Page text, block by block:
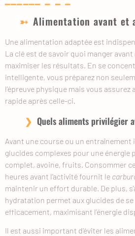
Alimentation avant et
Une alimentation adaptée est
La clé est de savoir quoi manger
maximiser les résultats. En se
intelligente, vous préparez non
l’épreuve physique mais vous
rapide après celle-ci.
Quels aliments privilégier
Avant une course ou un entraînement
glucides complexes pour une énergie
complet, avoine, fruits. Consommer
heures avant l’activité fournit le
maintenir un effort durable. De plus,
hydratation permet aux glucides de
efficacement, maximisant l’énergie
Il est aussi important d’éviter les